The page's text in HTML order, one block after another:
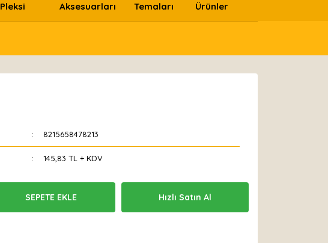
Pleksi
Aksesuarları
Temaları
Ürünler
8215658478213
145,83 TL + KDV
SEPETE EKLE Hızlı Satın Al